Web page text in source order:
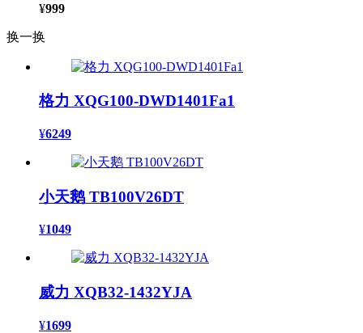
¥999
换一换
格力 XQG100-DWD1401Fa1
¥6249
小天鹅 TB100V26DT
¥1049
威力 XQB32-1432YJA
¥1699